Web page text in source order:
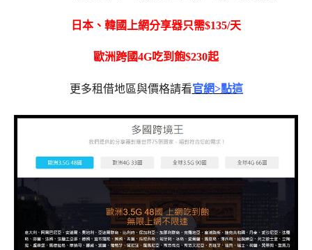
日本、韓國上網分享器只需$135/天
歐洲跨國4G吃到飽$230起
更多租借地區與價格請看官網>點這